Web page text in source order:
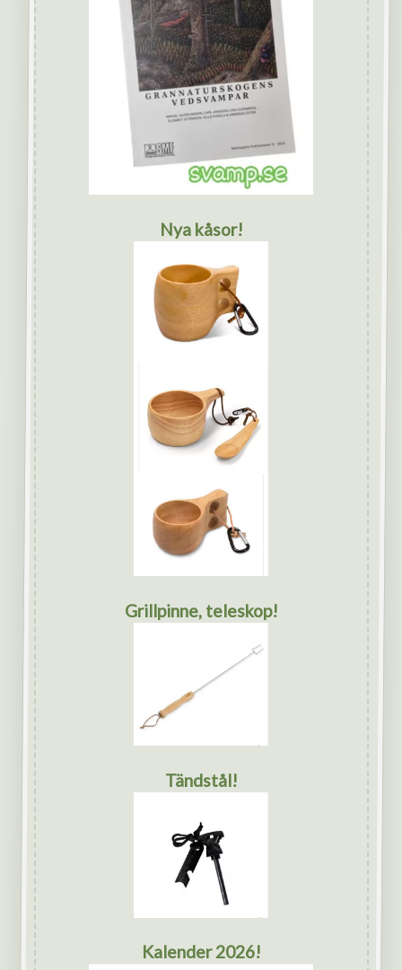
Nya kåsor!
Grillpinne, teleskop!
Tändstål!
Kalender 2026!